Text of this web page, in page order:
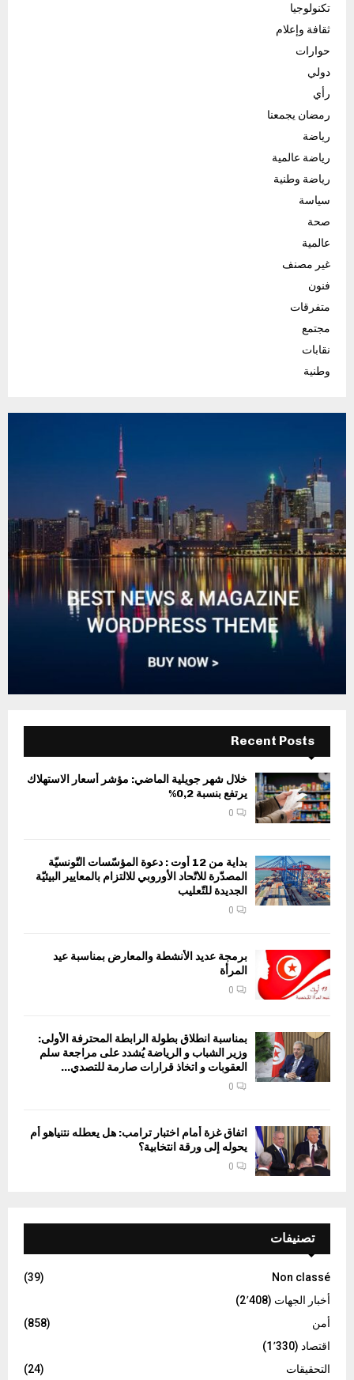
تكنولوجيا
ثقافة وإعلام
حوارات
دولي
رأي
رمضان يجمعنا
رياضة
رياضة عالمية
رياضة وطنية
سياسة
صحة
عالمية
غير مصنف
فنون
متفرقات
مجتمع
نقابات
وطنية
Recent Posts
خلال شهر جويلية الماضي: مؤشر أسعار الاستهلاك
يرتفع بنسبة 0,2%
0
بداية من 12 أوت : دعوة المؤسّسات التّونسيّة
المصدّرة للاتّحاد الأوروبي للالتزام بالمعايير البيئيّة
الجديدة للتّعليب
0
برمجة عديد الأنشطة والمعارض بمناسبة عيد
المرأة
0
بمناسبة انطلاق بطولة الرابطة المحترفة الأولى:
وزير الشباب و الرياضة يُشدد على مراجعة سلم
العقوبات و اتخاذ قرارات صارمة للتصدي...
0
اتفاق غزة أمام اختبار ترامب: هل يعطله نتنياهو أم
يحوله إلى ورقة انتخابية؟
0
تصنيفات
Non classé
(39)
أخبار الجهات (2٬408)
أمن
(858)
اقتصاد (1٬330)
التحقيقات
(24)